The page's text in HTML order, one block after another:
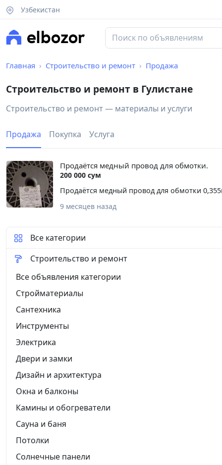
Узбекистан
Главная Строительство и ремонт Продажа
Строительство и ремонт в Гулистане
Строительство и ремонт — материалы и услуги
Продажа Покупка Услуга
Продаётся медный провод для обмотки.
200 000 сум
Продаётся медный провод для обмотки
9 месяцев назад
Все категории
Строительство и ремонт
Все объявления категории
Стройматериалы
Сантехника
Инструменты
Электрика
Двери и замки
Дизайн и архитектура
Окна и балконы
Камины и обогреватели
Сауна и баня
Потолки
Солнечные панели